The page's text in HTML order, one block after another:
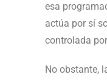
esa
actúa por sí
controlada
No obstante,